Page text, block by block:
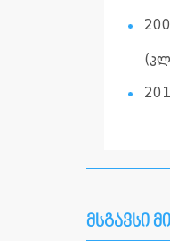
მსგავსი